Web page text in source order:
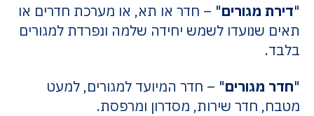
"דירת מגורים" – חדר או תא, או מערכת חדרים או
תאים שנועדו לשמש יחידה שלמה ונפרדת למגורים
בלבד.
"חדר מגורים" – חדר המיועד למגורים, למעט
מטבח, חדר שירות, מסדרון ומרפסת.